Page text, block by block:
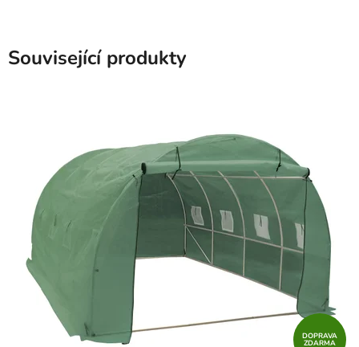
Související produkty
DOPRAVA
ZDARMA